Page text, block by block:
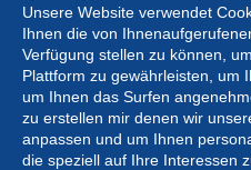
Unsere Website verwendet
Ihnen die von
Verfügung stellen zu können,
Plattform zu gewährleisten, um
um Ihnen das Surfen
zu erstellen mir denen wir
anpassen und um Ihnen
die speziell auf Ihre Interessen
Sammlung